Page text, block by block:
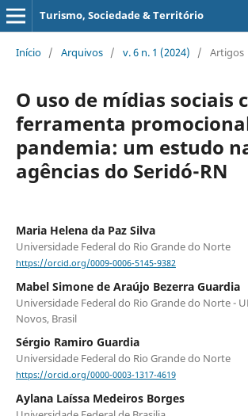
Turismo, Sociedade & Território
Início / Arquivos / v. 6 n. 1 (2024) / Artigos
O uso de mídias sociais
ferramenta
pandemia: um estudo
agências do Seridó-RN
Maria Helena da Paz Silva
Universidade Federal do Rio Grande do Norte
https://orcid.org/0009-0006-5145-9382
Mabel Simone de Araújo Bezerra Guardia
Universidade Federal do Rio Grande do Norte -
Novos, Brasil
Sérgio Ramiro Guardia
Universidade Federal do Rio Grande do Norte
https://orcid.org/0000-0003-1317-4619
Aylana Laíssa Medeiros Borges